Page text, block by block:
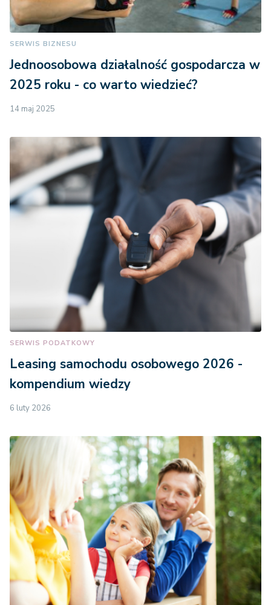
SERWIS BIZNESU
Jednoosobowa działalność gospodarcza w
2025 roku - co warto wiedzieć?
14 maj 2025
SERWIS PODATKOWY
Leasing samochodu osobowego 2026 -
kompendium wiedzy
6 luty 2026